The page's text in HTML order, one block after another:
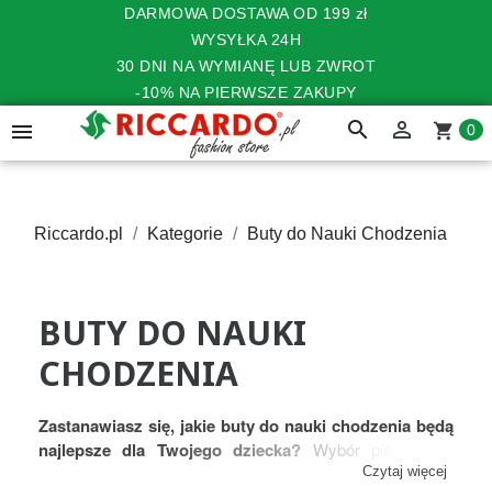
DARMOWA DOSTAWA OD 199 zł
WYSYŁKA 24H
30 DNI NA WYMIANĘ LUB ZWROT
-10% NA PIERWSZE ZAKUPY
 search  shopping_cart 0
Riccardo.pl Kategorie Buty do Nauki Chodzenia
BUTY DO NAUKI
CHODZENIA
Zastanawiasz się, jakie buty do nauki chodzenia będą
najlepsze dla Twojego dziecka? Wybór pierwszego
obuwia ma ogromne znaczenie dla prawidłowego rozwoju
Czytaj więcej